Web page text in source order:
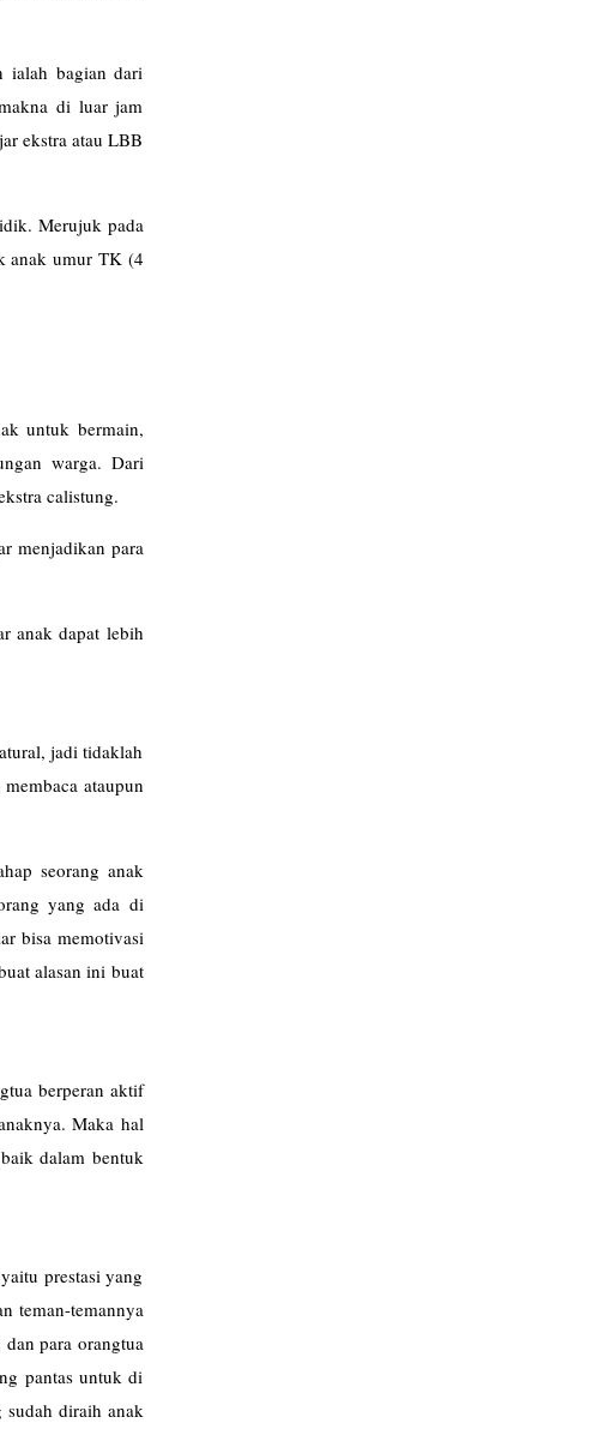
ialah bagian dari
di luar jam
ekstra atau LBB
Merujuk pada
anak umur TK (4
untuk bermain,
warga. Dari
calistung.
menjadikan para
anak dapat lebih
jadi tidaklah
ataupun
seorang anak
yang ada di
bisa memotivasi
alasan ini buat
berperan aktif
Maka hal
dalam bentuk
prestasi yang
teman-temannya
para orangtua
pantas untuk di
sudah diraih anak